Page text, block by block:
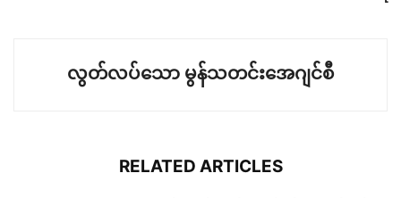
လွတ်လပ်သော မွန်သတင်းအေဂျင်စီ
RELATED ARTICLES